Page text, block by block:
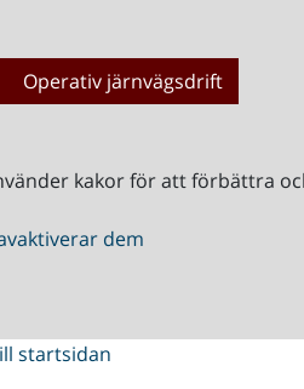
Operativ järnvägsdrift
kakor för att förbättra
dem